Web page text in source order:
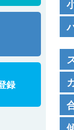
録
カ
横